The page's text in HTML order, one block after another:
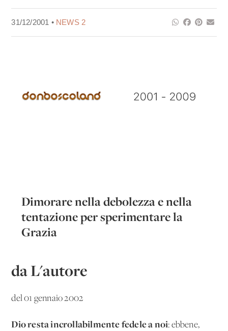
31/12/2001 • NEWS 2
Dimorare nella debolezza e nella
tentazione per sperimentare la
Grazia
da L'autore
del 01 gennaio 2002
Dio resta incrol­labilmente fedele a noi: ebbene,